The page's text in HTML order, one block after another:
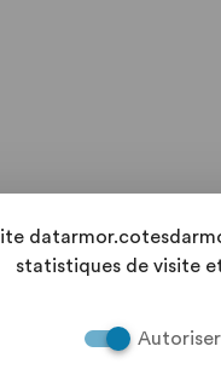
statistiques de visite